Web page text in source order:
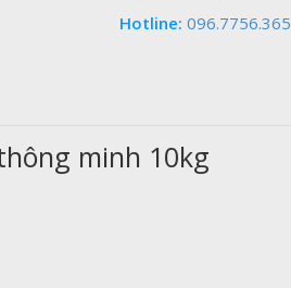
Hotline: 096.7756.365
minh 10kg